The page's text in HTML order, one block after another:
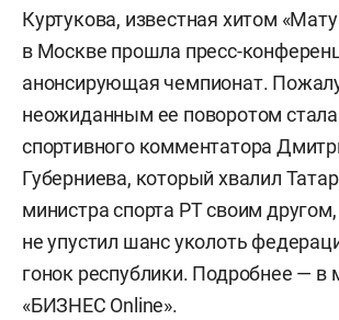
Куртукова, известная хитом
в Москве прошла пресс-
анонсирующая чемпионат.
неожиданным ее поворотом стала
спортивного комментатора
Губерниева, который хвалил
министра спорта РТ своим
не упустил шанс уколоть
гонок республики. Подробнее — в
«БИЗНЕС Online».